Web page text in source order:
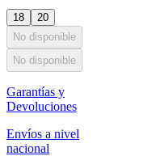
18
20
No disponible
No disponible
Garantías y
Devoluciones
Envíos a nivel
nacional